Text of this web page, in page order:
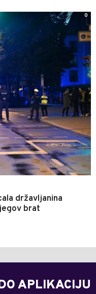
državljanina
brat
0
APLIKACIJU